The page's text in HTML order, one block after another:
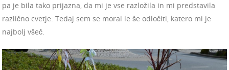
pa je bila tako prijazna, da mi je vse razložila in mi predstavila
različno cvetje. Tedaj sem se moral le še odločiti, katero mi je
najbolj všeč.